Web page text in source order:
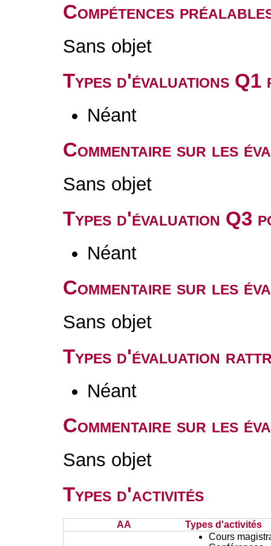
Compétences
Sans objet
Types d'évaluations
Néant
Commentaire sur les
Sans objet
Types d'évaluation Q3
Néant
Commentaire sur les
Sans objet
Types d'évaluation
Néant
Commentaire sur les
Sans objet
Types d'activités
AA
Types d'activités
Cours